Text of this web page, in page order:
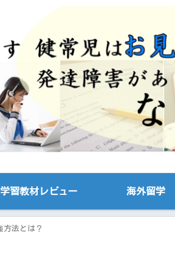
学習教材レビュー 海外留学
方法とは？